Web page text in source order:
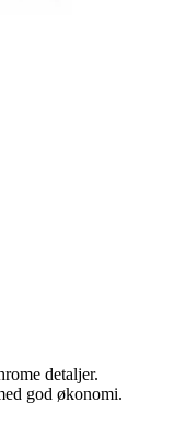
detaljer.
god økonomi.